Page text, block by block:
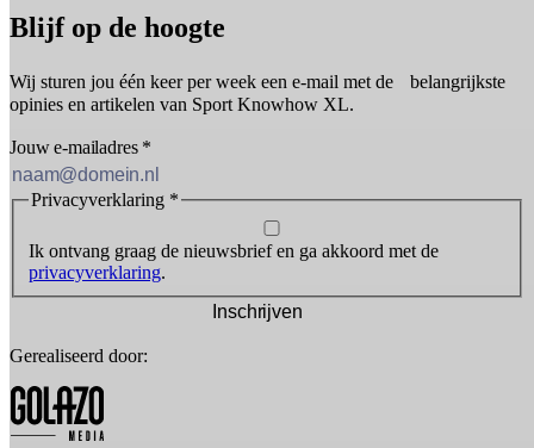
Blijf op de hoogte
Wij sturen jou één keer per week een e-mail met de belangrijkste
opinies en artikelen van Sport Knowhow XL.
Jouw e-mailadres *
Privacyverklaring *
Ik ontvang graag de nieuwsbrief en ga akkoord met de
privacyverklaring.
Inschrijven
Gerealiseerd door: